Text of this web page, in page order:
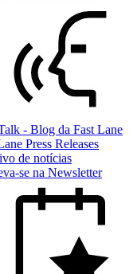
- Blog da Fast Lane
Press Releases
de notícias
se na Newsletter